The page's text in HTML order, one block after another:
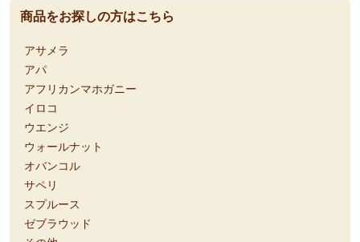
商品をお探しの方はこちら
アサメラ
アパ
アフリカンマホガニー
イロコ
ウエンジ
ウォールナット
オバンコル
サペリ
スプルース
ゼブラウッド